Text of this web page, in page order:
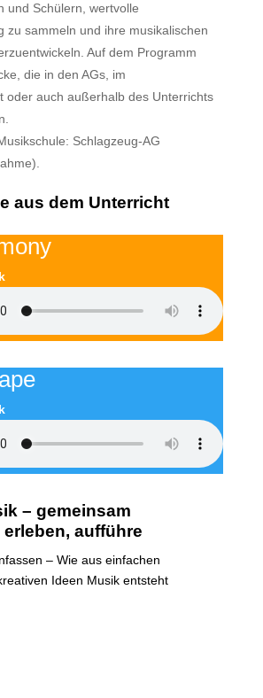
und Schülern, wertvolle
zu sammeln und ihre musikalischen
Auf dem Programm
die in den AGs, im
oder auch außerhalb des Unterrichts
Schlagzeug-AG
aus dem Unterricht
– gemeinsam
aufführe